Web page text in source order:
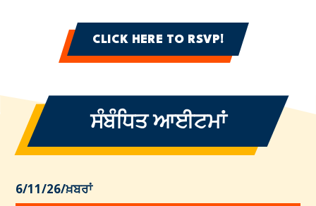
CLICK HERE TO RSVP!
ਸੰਬੰਧਿਤ ਆਈਟਮਾਂ
6/11/26/ਖ਼ਬਰਾਂ